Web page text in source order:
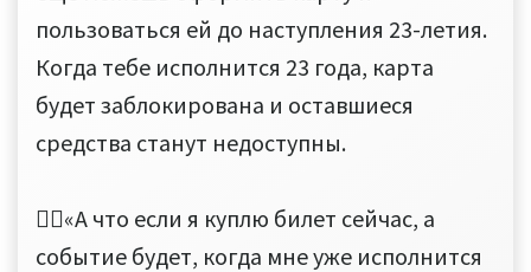
пользоваться ей до наступления 23-летия.
Когда тебе исполнится 23 года, карта
будет заблокирована и оставшиеся
средства станут недоступны.
🙋‍♀️«А что если я куплю билет сейчас, а
событие будет, когда мне уже исполнится